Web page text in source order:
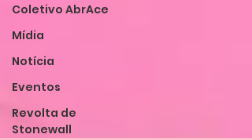
Coletivo AbrAce
Mídia
Notícia
Eventos
Revolta de
Stonewall